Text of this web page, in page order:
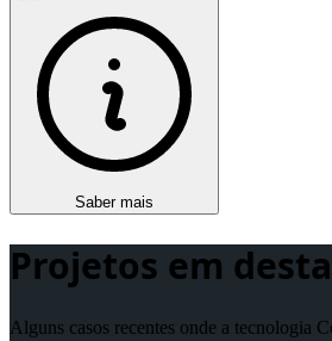
Saber mais
Projetos em
Alguns casos recentes onde a tecnologia